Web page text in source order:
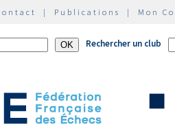
| Publications | Mon
Rechercher un club